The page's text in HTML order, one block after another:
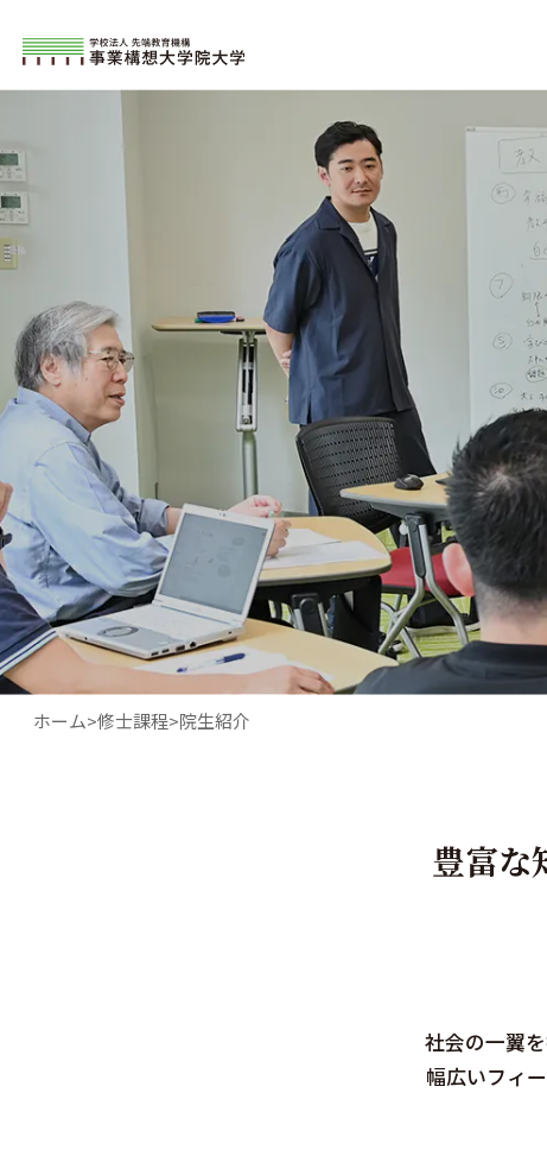
ホーム 修士課程 院生紹介
豊富な
社会の一翼
幅広いフィ